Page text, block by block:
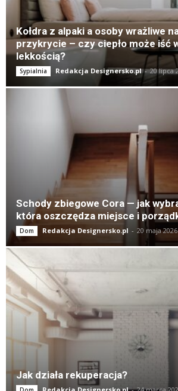
Kołdra z alpaki a osoby wrażliwe
przykrycie – czy ciepło może iść
lekkością?
Sypialnia Redakcja Designersko.pl - 20 lipca
Schody zbiegowe Cora — jak
która oszczędza miejsce i
Dom Redakcja Designersko.pl - 20 maja 2026
Jak działa rekuperacja?